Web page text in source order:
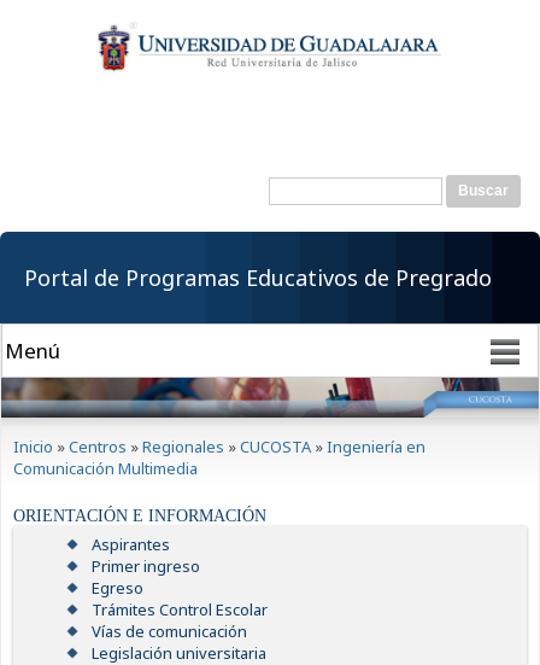
contenido
principal
Formulario de
Buscar
Portal de Programas Educativos de Pregrado
Inicio »Centros »Regionales »CUCOSTA »Ingeniería en
Comunicación Multimedia
ORIENTACIÓN E INFORMACIÓN
Aspirantes
Primer ingreso
Egreso
Trámites Control Escolar
Vías de comunicación
Legislación universitaria